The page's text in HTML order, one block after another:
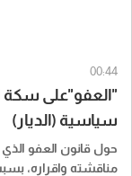
00:44
"العفو"على سكة
سياسية (الديار)
حول قانون العفو
مناقشته واقراره،